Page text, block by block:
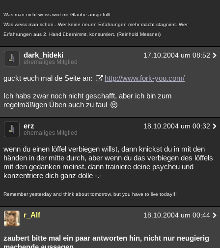
Was man nicht weiss wird mit Glaube ausgefüllt.
Was weiss man schon...Wer keine neuen Erfahrungen mehr macht stagniert. Wer
Erfahrungen aus 2. Hand übernimmt, konsumiert. (Reinhold Messner)
dark_hideki 17.10.2004 um 08:52
ehemaliges Mitglied
guckt euch mal de Seite an: http://www.fork-you.com/
Ich habs zwar noch nicht geschafft, aber ich bin zum
regelmäßigen Üben auch zu faul
erz 18.10.2004 um 00:32
ehemaliges Mitglied
wenn du einen löffel verbiegen willst, dann knickst du in mit den
händen in der mitte durch, aber wenn du das verbiegen des löffels
mit den gedanken meinst, dann trainiere deine psycheu und
konzentriere dich ganz dolle -.-
Remember yesterday and think about tomorrow, but you have to live today!!!
r_Alf 18.10.2004 um 00:44
zaubert bitte mal ein paar antworten hin, nicht nur neugierig